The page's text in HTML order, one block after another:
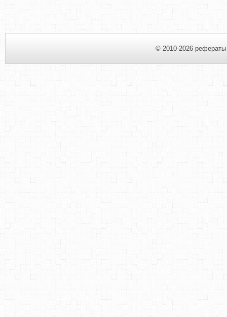
© 2010-2026 рефераты